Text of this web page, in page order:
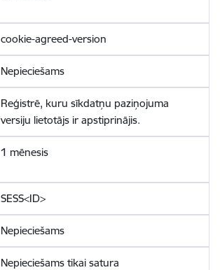
cookie-agreed-version
Nepieciešams
Reģistrē, kuru sīkdatņu paziņojuma
versiju lietotājs ir apstiprinājis.
1 mēnesis
SESS<ID>
Nepieciešams
Nepieciešams tikai satura